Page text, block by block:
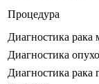
Процедура
Диагностика рака
Диагностика
Диагностика рака